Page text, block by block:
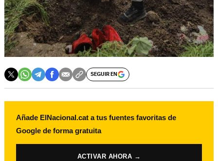
SEGUIR EN
Añade ElNacional.cat a tus fuentes favoritas de
Google de forma gratuita
ACTIVAR AHORA →